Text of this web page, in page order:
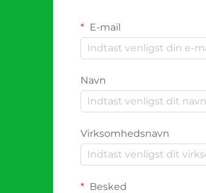
E-mail
Navn
Virksomhedsnavn
Besked